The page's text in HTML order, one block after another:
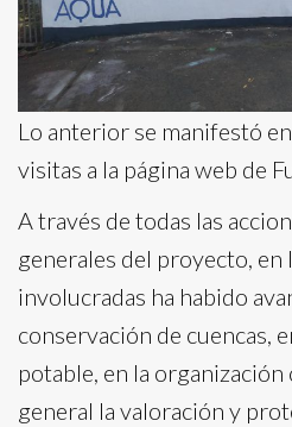
Lo anterior se manifestó
visitas a la página web de
A través de todas las
generales del proyecto, en
involucradas ha habido
conservación de cuencas,
potable, en la
general la valoración y